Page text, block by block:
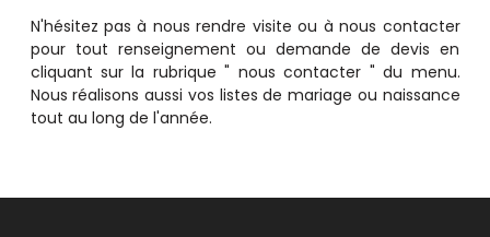
N'hésitez pas à nous rendre visite ou à nous contacter
pour tout renseignement ou demande de devis en
cliquant sur la rubrique " nous contacter " du menu.
Nous réalisons aussi vos listes de mariage ou naissance
tout au long de l'année.